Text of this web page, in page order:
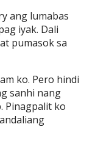
ang lumabas
iyak. Dali
pumasok sa
ko. Pero hindi
sanhi nang
Pinagpalit ko